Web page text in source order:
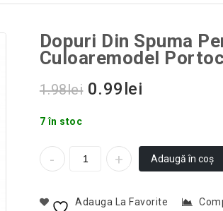
Dopuri Din Spuma
Culoaremodel
1.98lei 0.99 lei
7 în stoc
Adaugă în coș
Adauga La Favorite